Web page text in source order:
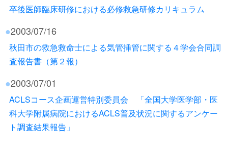
卒後医師臨床研修における必修救急研修カリキュラム
●2003/07/16
秋田市の救急救命士による気管挿管に関する４学会合同調
査報告書（第２報）
●2003/07/01
ACLSコース企画運営特別委員会 「全国大学医学部・医
科大学附属病院におけるACLS普及状況に関するアンケー
ト調査結果報告」